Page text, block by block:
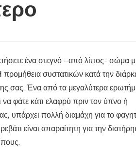
ένα στεγνό –από λίπος- σώμα
συστατικών κατά την
σας. Ένα από τα μεγαλύτερα
να φάτε κάτι ελαφρύ πριν τον ύπνο ή
υπάρχει πολλή διαμάχη για το
είναι απαραίτητη για την